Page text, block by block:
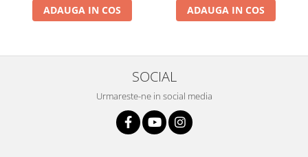
ADAUGA IN COS ADAUGA IN COS
SOCIAL
Urmareste-ne in social media